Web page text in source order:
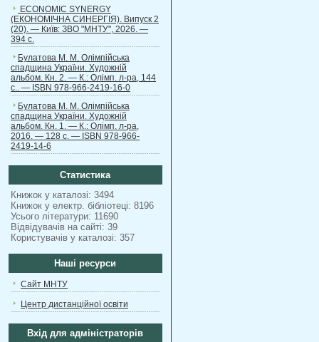
ECONOMIC SYNERGY
(ЕКОНОМІЧНА СИНЕРГІЯ). Випуск 2
(20). — Київ: ЗВО "МНТУ", 2026. —
394 с.
Булатова М. М. Олімпійська
спадщина України. Художній
альбом. Кн. 2. — К.: Олімп. л-ра, 144
с.. — ISBN 978-966-2419-16-0
Булатова М. М. Олімпійська
спадщина України. Художній
альбом. Кн. 1. — К.: Олімп. л-ра,
2016. — 128 с. — ISBN 978-966-
2419-14-6
Статистика
Книжок у каталозі: 3494
Книжок у електр. бібліотеці: 8196
Усього літератури: 11690
Відвідувачів на сайті: 39
Користувачів у каталозі: 357
Наші ресурси
Сайт МНТУ
Центр дистанційної освіти
Вхід для адміністраторів